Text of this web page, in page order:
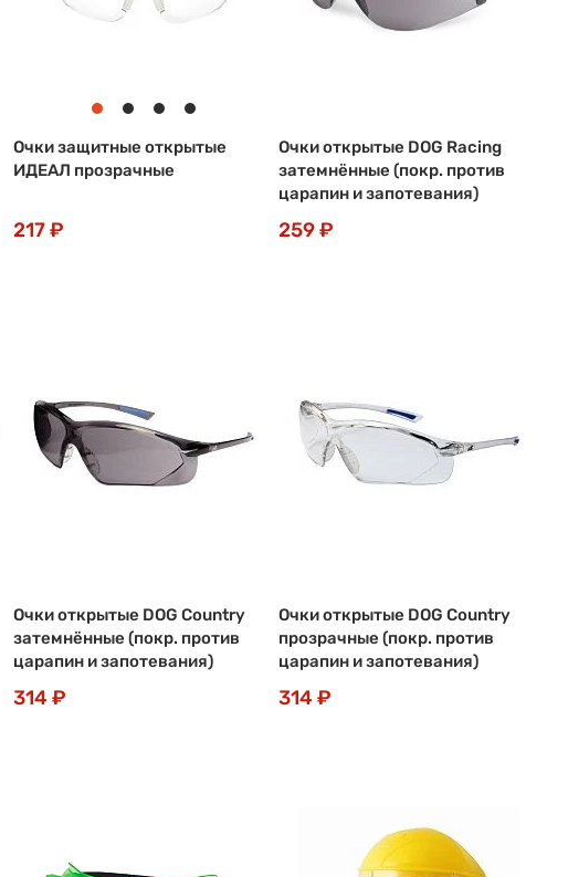
Очки защитные открытые
ИДЕАЛ прозрачные
217 ₽
Очки открытые DOG Racing
затемнённые (покр. против
царапин и запотевания)
259 ₽
Очки открытые DOG Country
затемнённые (покр. против
царапин и запотевания)
314 ₽
Очки открытые DOG Country
прозрачные (покр. против
царапин и запотевания)
314 ₽